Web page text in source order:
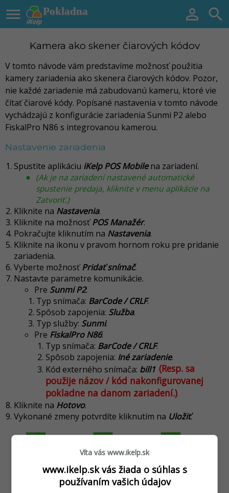
Pokladna
  
Kamera ako skener čiarových kódov
V tomto návode vám predstavíme možnosť použitia
kamery zariadenia ako skenera čiarových kódov. Pozor,
nie každé zariadenie má zabudovanú kameru, ktoré vie
čítať čiarové kódy. Popísané nastavenia v tomto návode
vychádzajú z konfigurácie zariadenia Sunmi P2 alebo
FiskalPro N86 s integrovanou kamerou.
Nastavenie zariadenia
Spustite aplikáciu iKelp POS Mobilena zariadení.
(Ak je na zariadení nastavené automatické
spustenie predaja, kliknite v menu aplikácie na
Zatvoriť.)
Kliknite na Nastavenia.
Kliknite na možnosťPOS Manažér.
Pokračujte kliknutím na Nastavenia.
Kliknite na ikonu v pravom hornom roku pre pridanie
zariadenia.
Vyberte možnosťPridať snímač.
Nastavte parametre komunikácie.
Pre Sunmi P2:
Typ snímača: BarCode / CRLF.
Spôsob zapojenia: Služba.
Typ služby: Sunmi.
Pre FiskalPro N86:
Typ snímača: BarCode / CRLF.
Spôsob zapojenia: Iné zariadenie.
Kód externého snímača: bill1 (Resp. sa
použije názov / kód nakonfigurovanej
pokladne na danom zariadení.)
Kliknite na Hotovo.
Vykonané zmeny potvrdíte kliknutím na Uložiť.
Víta vás www.ikelp.sk
www.ikelp.sk vás žiada o súhlas s
používaním vašich údajov